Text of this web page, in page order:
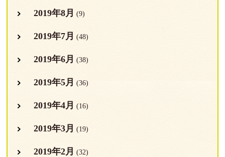
2019年8月 (9)
2019年7月 (48)
2019年6月 (38)
2019年5月 (36)
2019年4月 (16)
2019年3月 (19)
2019年2月 (32)